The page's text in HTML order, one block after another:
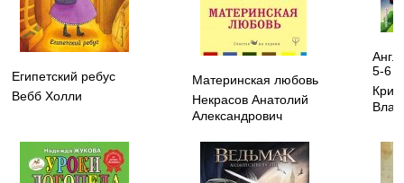
Египетский ребус
Вебб Холли
Материнская любовь
Некрасов Анатолий
Александрович
5-6